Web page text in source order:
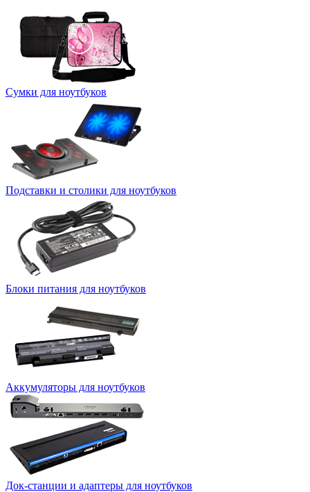
Сумки для ноутбуков
Подставки и столики для ноутбуков
Блоки питания для ноутбуков
Аккумуляторы для ноутбуков
Док-станции и адаптеры для ноутбуков